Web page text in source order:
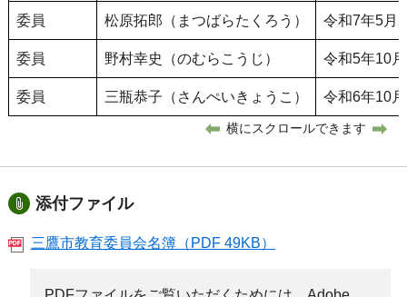
委員 松原拓郎（まつばらたくろう） 令和7年5月
委員 野村幸史（のむらこうじ） 令和5年10
委員 三瓶恭子（さんぺいきょうこ） 令和6年10
横にスクロールできます
添付ファイル
三鷹市教育委員会名簿（PDF 49KB）